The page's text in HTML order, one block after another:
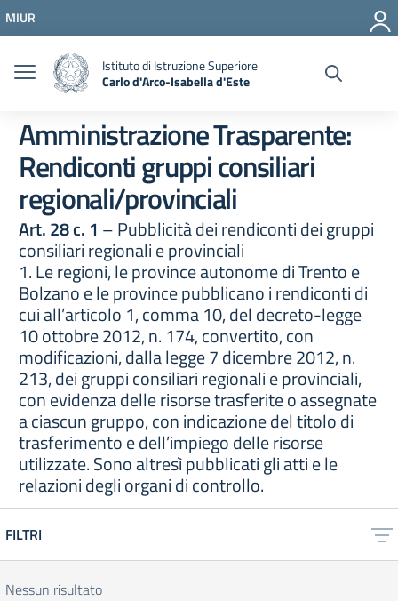
Vai al menu di navigazione
Vai al footer
MIUR
Istituto di Istruzione Superiore
Carlo d'Arco-Isabella d'Este
Amministrazione Trasparente:
Rendiconti gruppi consiliari
regionali/provinciali
Art. 28 c. 1 – Pubblicità dei rendiconti dei gruppi
consiliari regionali e provinciali
1. Le regioni, le province autonome di Trento e
Bolzano e le province pubblicano i rendiconti di
cui all’articolo 1, comma 10, del decreto-legge
10 ottobre 2012, n. 174, convertito, con
modificazioni, dalla legge 7 dicembre 2012, n.
213, dei gruppi consiliari regionali e provinciali,
con evidenza delle risorse trasferite o assegnate
a ciascun gruppo, con indicazione del titolo di
trasferimento e dell’impiego delle risorse
utilizzate. Sono altresì pubblicati gli atti e le
relazioni degli organi di controllo.
FILTRI
Nessun risultato